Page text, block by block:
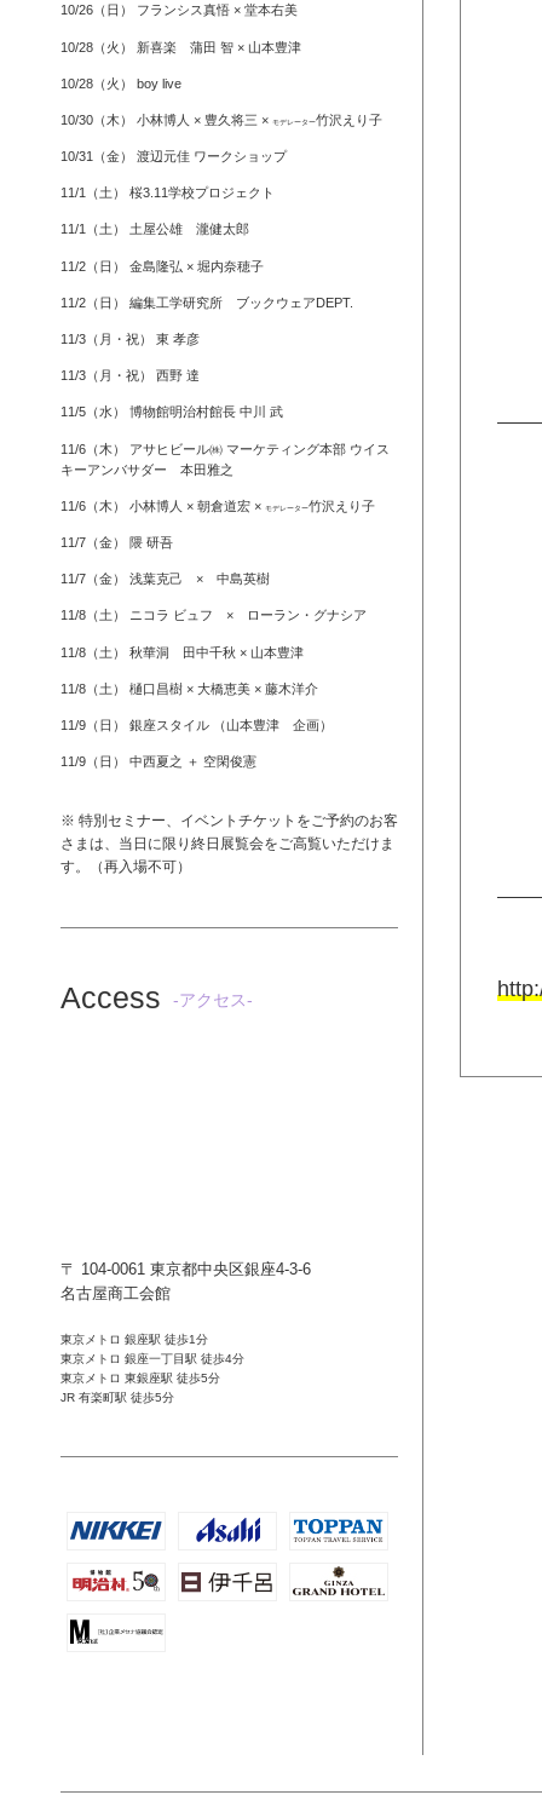
10/26（日） フランシス真悟 × 堂本右美
10/28（火） 新喜楽 蒲田 智 × 山本豊津
10/28（火） boy live
10/30（木） 小林博人 × 豊久将三 × モデレーター竹沢えり子
10/31（金） 渡辺元佳 ワークショップ
11/1（土） 桜3.11学校プロジェクト
11/1（土） 土屋公雄 瀧健太郎
11/2（日） 金島隆弘 × 堀内奈穂子
11/2（日） 編集工学研究所 ブックウェアDEPT.
11/3（月・祝） 東 孝彦
11/3（月・祝） 西野 達
11/5（水） 博物館明治村館長 中川 武
11/6（木） アサヒビール㈱ マーケティング本部 ウイス
キーアンバサダー 本田雅之
11/6（木） 小林博人 × 朝倉道宏 × モデレーター竹沢えり子
11/7（金） 隈 研吾
11/7（金） 浅葉克己 × 中島英樹
11/8（土） ニコラ ビュフ × ローラン・グナシア
11/8（土） 秋華洞 田中千秋 × 山本豊津
11/8（土） 樋口昌樹 × 大橋恵美 × 藤木洋介
11/9（日） 銀座スタイル （山本豊津 企画）
11/9（日） 中西夏之 ＋ 空閑俊憲
※ 特別セミナー、イベントチケットをご予約のお客
さまは、当日に限り終日展覧会をご高覧いただけま
す。（再入場不可）
Access -アクセス-
〒 104-0061 東京都中央区銀座4-3-6
名古屋商工会館
東京メトロ 銀座駅 徒歩1分
東京メトロ 銀座一丁目駅 徒歩4分
東京メトロ 東銀座駅 徒歩5分
JR 有楽町駅 徒歩5分